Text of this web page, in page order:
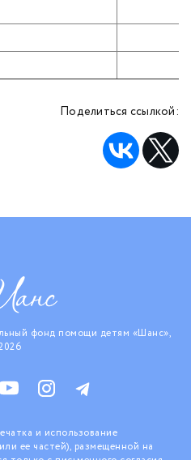
Поделиться ссылкой:
фонд помощи детям «Шанс»,
и использование
ее частей), размещенной на